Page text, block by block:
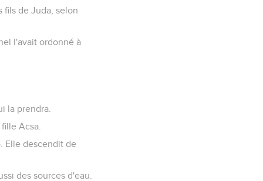
fils de Juda, selon
l'avait ordonné à
la prendra.
Acsa.
Elle descendit de
des sources d'eau.